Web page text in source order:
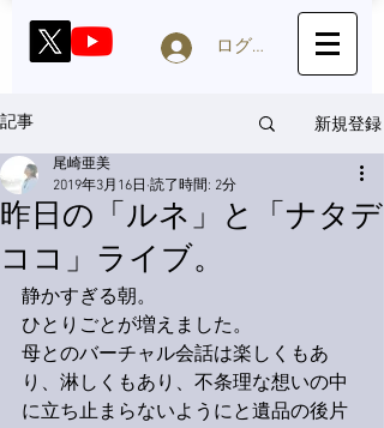
ログイン
記事 新規登録
昨日の「ルネ」と「ナタデ
ココ」ライブ。
尾崎亜美
2019年3月16日 読了時間: 2分
静かすぎる朝。
ひとりごとが増えました。
母とのバーチャル会話は楽しくもあ
り、淋しくもあり、不条理な想いの中
に立ち止まらないようにと遺品の後片